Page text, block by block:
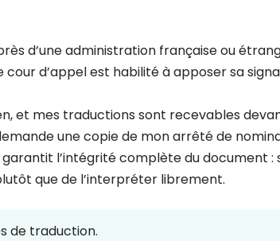
d’une administration française ou
d’appel est habilité à apposer sa
et mes traductions sont recevables
une copie de mon arrêté de
l’intégrité complète du document :
que de l’interpréter librement.
de traduction.